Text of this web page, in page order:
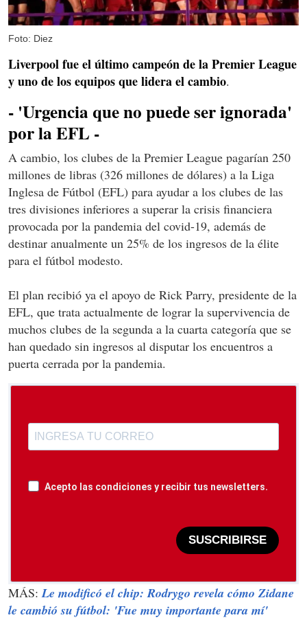
Foto: Diez
Liverpool fue el último campeón de la Premier League
y uno de los equipos que lidera el cambio.
- 'Urgencia que no puede ser ignorada'
por la EFL -
A cambio, los clubes de la Premier League pagarían 250
millones de libras (326 millones de dólares) a la Liga
Inglesa de Fútbol (EFL) para ayudar a los clubes de las
tres divisiones inferiores a superar la crisis financiera
provocada por la pandemia del covid-19, además de
destinar anualmente un 25% de los ingresos de la élite
para el fútbol modesto.
El plan recibió ya el apoyo de Rick Parry, presidente de la
EFL, que trata actualmente de lograr la supervivencia de
muchos clubes de la segunda a la cuarta categoría que se
han quedado sin ingresos al disputar los encuentros a
puerta cerrada por la pandemia.
Acepto las condiciones y recibir tus newsletters.
SUSCRIBIRSE
MÁS: Le modificó el chip: Rodrygo revela cómo Zidane
le cambió su fútbol: 'Fue muy importante para mí'